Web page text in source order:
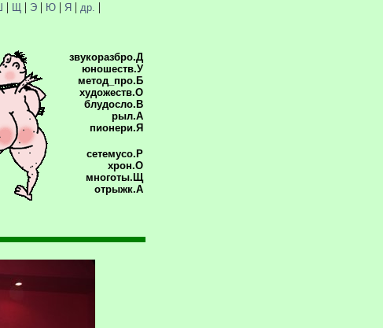
| Щ | Э| Ю| Я| др. |
звукоразбро.Д
юношеств.У
метод_про.Б
художеств.О
блудосло.В
рыл.А
пионери.Я
сетемусо.Р
хрон.О
многоты.Щ
отрыжк.А